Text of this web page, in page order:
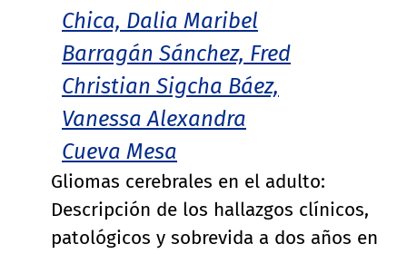
Chica, Dalia Maribel
Barragán Sánchez, Fred
Christian Sigcha Báez,
Vanessa Alexandra
Cueva Mesa
Gliomas cerebrales en el adulto:
Descripción de los hallazgos clínicos,
patológicos y sobrevida a dos años en